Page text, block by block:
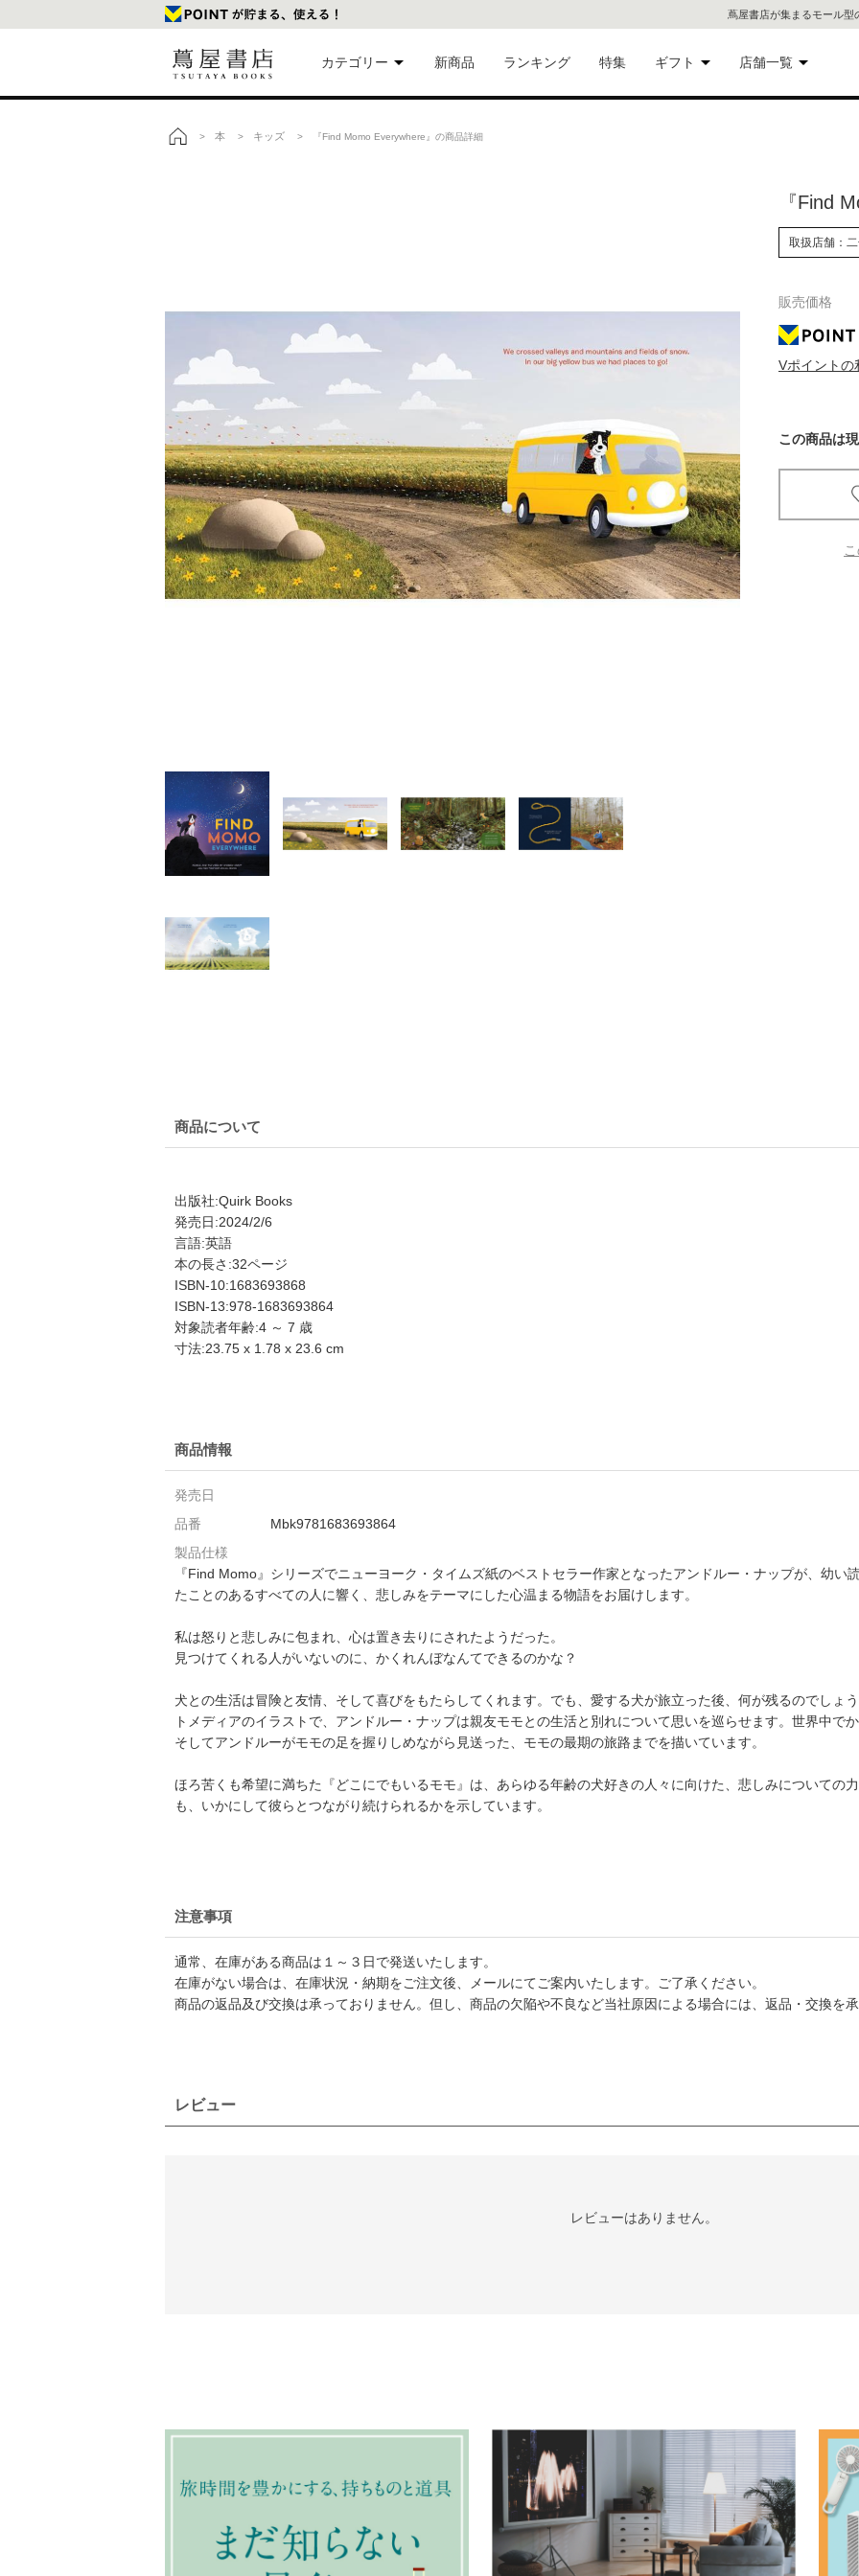
蔦屋書店が集まるモール型
カテゴリー
美術品
家電
食品
新商品 ランキング 特集 ギフト 店舗一覧
代官
屋書
銀座
書店
蔦屋
> 本 > キッズ > 『Find Momo Everywhere』の商品詳細
『Find
取扱店舗：
販売価格
Vポイントの
この商品は
商品について
出版社:Quirk Books
発売日:2024/2/6
言語:英語
本の長さ:32ページ
ISBN-10:1683693868
ISBN-13:978-1683693864
対象読者年齢:4 ～ 7 歳
寸法:23.75 x 1.78 x 23.6 cm
商品情報
発売日
品番
Mbk9781683693864
製品仕様
『Find Momo』シリーズでニューヨーク・タイムズ紙のベストセラー作家となったアンドルー・ナップが、幼い
たことのあるすべての人に響く、悲しみをテーマにした心温まる物語をお届けします。
私は怒りと悲しみに包まれ、心は置き去りにされたようだった。
見つけてくれる人がいないのに、かくれんぼなんてできるのかな？
犬との生活は冒険と友情、そして喜びをもたらしてくれます。でも、愛する犬が旅立った後、何が残るのでしょ
トメディアのイラストで、アンドルー・ナップは親友モモとの生活と別れについて思いを巡らせます。世界中で
そしてアンドルーがモモの足を握りしめながら見送った、モモの最期の旅路までを描いています。
ほろ苦くも希望に満ちた『どこにでもいるモモ』は、あらゆる年齢の犬好きの人々に向けた、悲しみについての
も、いかにして彼らとつながり続けられるかを示しています。
注意事項
通常、在庫がある商品は１～３日で発送いたします。
在庫がない場合は、在庫状況・納期をご注文後、メールにてご案内いたします。ご了承ください。
商品の返品及び交換は承っておりません。但し、商品の欠陥や不良など当社原因による場合には、返品・交換を承
レビュー
レビューはありません。